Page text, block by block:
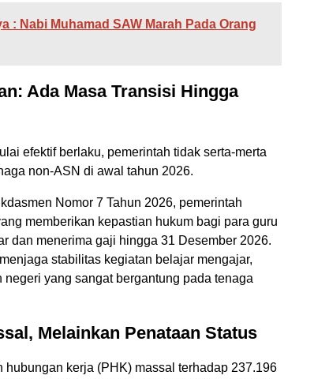
: Nabi Muhamad SAW Marah Pada Orang
Ada Masa Transisi Hingga
efektif berlaku, pemerintah tidak serta-merta
non-ASN di awal tahun 2026.
Nomor 7 Tahun 2026, pemerintah
memberikan kepastian hukum bagi para guru
dan menerima gaji hingga 31 Desember 2026.
stabilitas kegiatan belajar mengajar,
yang sangat bergantung pada tenaga
Melainkan Penataan Status
hubungan kerja (PHK) massal terhadap 237.196